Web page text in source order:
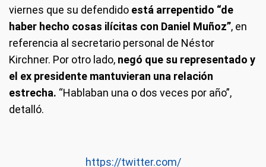
viernes que su defendido está arrepentido “de
haber hecho cosas ilícitas con Daniel Muñoz”, en
referencia al secretario personal de Néstor
Kirchner. Por otro lado, negó que su representado y
el ex presidente mantuvieran una relación
estrecha. “Hablaban una o dos veces por año”,
detalló.
https://twitter.com/